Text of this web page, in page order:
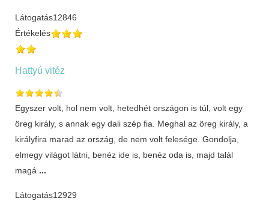
Látogatás12846
Értékelés
Hattyú vitéz
Egyszer volt, hol nem volt, hetedhét országon is túl, volt egy
öreg király, s annak egy dali szép fia. Meghal az öreg király, a
királyfira marad az ország, de nem volt felesége. Gondolja,
elmegy világot látni, benéz ide is, benéz oda is, majd talál
magá ...
Látogatás12929